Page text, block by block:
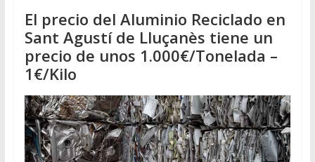
El precio del Aluminio Reciclado en
Sant Agustí de Lluçanès tiene un
precio de unos 1.000€/Tonelada –
1€/Kilo